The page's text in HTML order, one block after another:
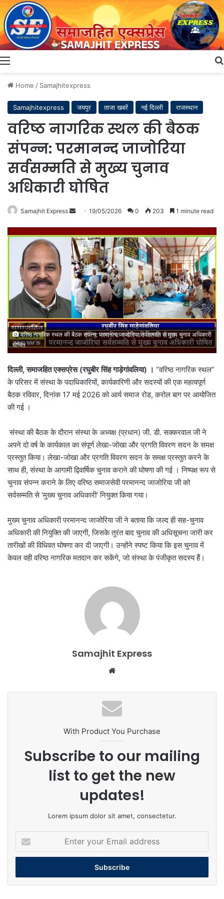
Menu
Home / Samajhitexpress
Samajhitexpress जयपुर ताजा खबरें नई दिल्ली राजस्थान
वरिष्ठ नागरिक स्थल की बैठक
संपन्न: परमानन्द जाजोरिया
सर्वसम्मति से मुख्य चुनाव
अधिकारी घोषित
Samajhit Express
Send
email
19/05/2026 0 203 1 minute read
वरिष्ठ नागरिक स्थल की बैठक संपन्न: परमानन्द जाजोरिया सर्वसम्मति से मुख्य चुनाव अधिकारी
घोषित
दिल्ली,समाजहितएक्सप्रेस (रघुबीरसिंहगाड़ेगांवलिया) । “वरिष्ठ नागरिक स्थल”
के परिसर में संस्था के पदाधिकारियों, कार्यकारिणी और सदस्यों की एक महत्वपूर्ण
बैठक रविवार, दिनांक 17 मई 2026 को आर्य समाज रोड, करोल बाग पर आयोजित
की गई ।
​ संस्था की बैठक के दौरान संस्था के अध्यक्ष (प्रधान) जी. डी. सक्करवाल जी ने
अपने दो वर्ष के कार्यकाल का संपूर्ण लेखा-जोखा और प्रगति विवरण सदन के समक्ष
प्रस्तुत किया। लेखा-जोखा और प्रगति विवरण सदन के समक्ष प्रस्तुत करने के
साथ ही, संस्था के आगामी द्विवार्षिक चुनाव कराने की घोषणा की गई । निष्पक्ष रूप से
चुनाव संपन्न कराने के लिए वरिष्ठ समाजसेवी परमानन्द जाजोरिया जी को
सर्वसम्मति से ‘मुख्य चुनाव अधिकारी’ नियुक्त किया गया।
​मुख्य चुनाव अधिकारी परमानन्द जाजोरिया जी ने बताया कि जल्द ही सह-चुनाव
अधिकारी की नियुक्ति की जाएगी, जिसके तुरंत बाद चुनाव की अधिसूचना जारी कर
तारीखों की विधिवत घोषणा कर दी जाएगी। उन्होंने स्पष्ट किया कि इस चुनाव में
केवल वही वरिष्ठ नागरिक मतदान कर सकेंगे, जो संस्था के पंजीकृत सदस्य हैं।
Samajhit Express
With Product You Purchase
Subscribe to our mailing
list to get the new
updates!
Lorem ipsum dolor sit amet, consectetur.
your
Email